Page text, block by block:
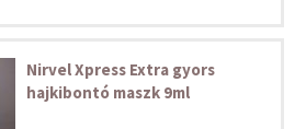
Nirvel Xpress Extra gyors
hajkibontó maszk 9ml